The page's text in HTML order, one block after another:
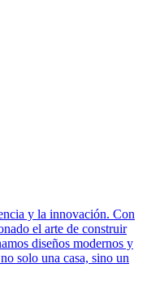
y la innovación. Con
el arte de construir
diseños modernos y
solo una casa, sino un